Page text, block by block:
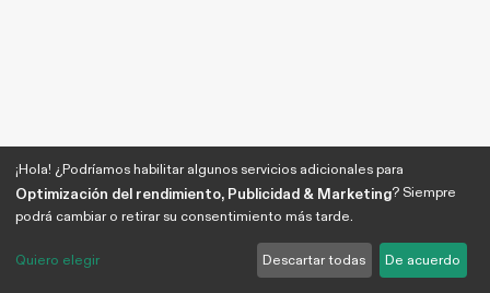
¡Hola! ¿Podríamos habilitar algunos servicios adicionales para
Optimización del rendimiento, Publicidad & Marketing? Siempre
podrá cambiar o retirar su consentimiento más tarde.
Quiero elegir Descartar todas De acuerdo